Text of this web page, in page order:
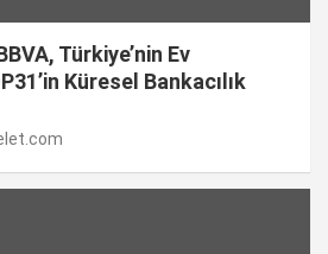
Türkiye’nin Ev
Küresel Bankacılık